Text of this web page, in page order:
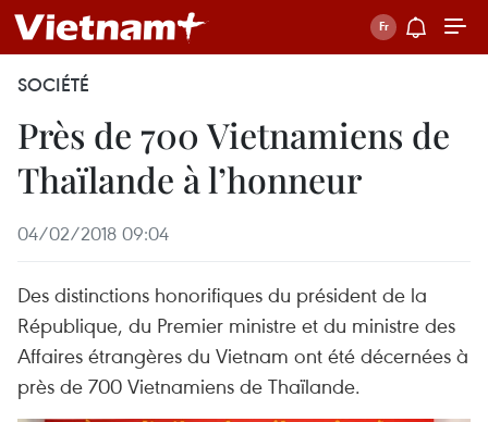
SOCIÉTÉ
Près de 700 Vietnamiens de
Thaïlande à l’honneur
04/02/2018 09:04
Des distinctions honorifiques du président de la
République, du Premier ministre et du ministre des
Affaires étrangères du Vietnam ont été décernées à
près de 700 Vietnamiens de Thaïlande.